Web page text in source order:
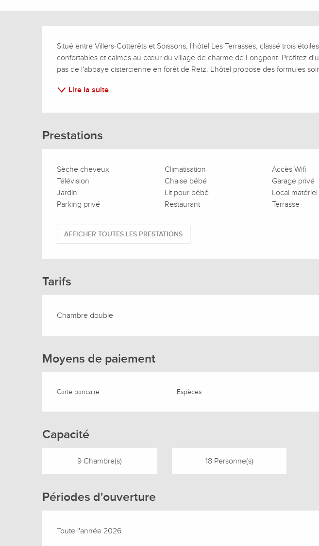
Description
Situé entre Villers-Cotterêts et Soissons, l'hôtel Les Terrasses, classé trois
confortables et calmes au cœur du village de charme de Longpont. Profitez
pas de l'abbaye cistercienne en forêt de Retz. L'hôtel propose des formules
Lire la suite
Prestations
Sèche cheveux Climatisation
Accès Wifi
Télévision
Chaise bébé
Garage privé
Jardin
Lit pour bébé
Local
Parking privé
Restaurant Terrasse
AFFICHER TOUTES LES PRESTATIONS
Tarifs
Chambre double
Moyens de paiement
Carte bancaire Espèces
Capacité
9 Chambre(s) 18 Personne(s)
Périodes d'ouverture
Toute l'année 2026